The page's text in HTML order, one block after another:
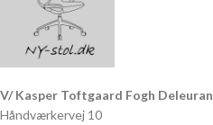
V/ Kasper Toftgaard Fogh Deleuran
Håndværkervej 10